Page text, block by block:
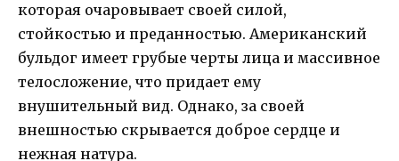
которая очаровывает своей силой,
стойкостью и преданностью. Американский
бульдог имеет грубые черты лица и массивное
телосложение, что придает ему
внушительный вид. Однако, за своей
внешностью скрывается доброе сердце и
нежная натура.